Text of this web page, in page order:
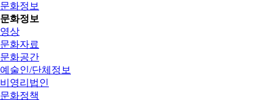
문화정보
문화정보
영상
문화자료
문화공간
예술인/단체정보
비영리법인
문화정책